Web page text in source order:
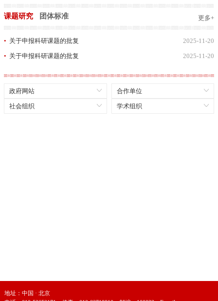
课题研究 更多+
团体标准
• 关于申报科研课题的批复 2025-11-20
• 关于申报科研课题的批复 2025-11-20
政府网站 合作单位
社会组织 学术组织
地址：中国 · 北京